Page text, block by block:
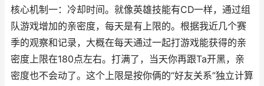
核心机制一：冷却时间。就像英雄技能有CD一样，通过组
队游戏增加的亲密度，每天是有上限的。根据我近几个赛
季的观察和记录，大概在每天通过一起打游戏能获得的亲
密度上限在180点左右。打满了，当天你再跟Ta开黑，亲
密度也不会动了。这个上限是按你俩的“好友关系”独立计算